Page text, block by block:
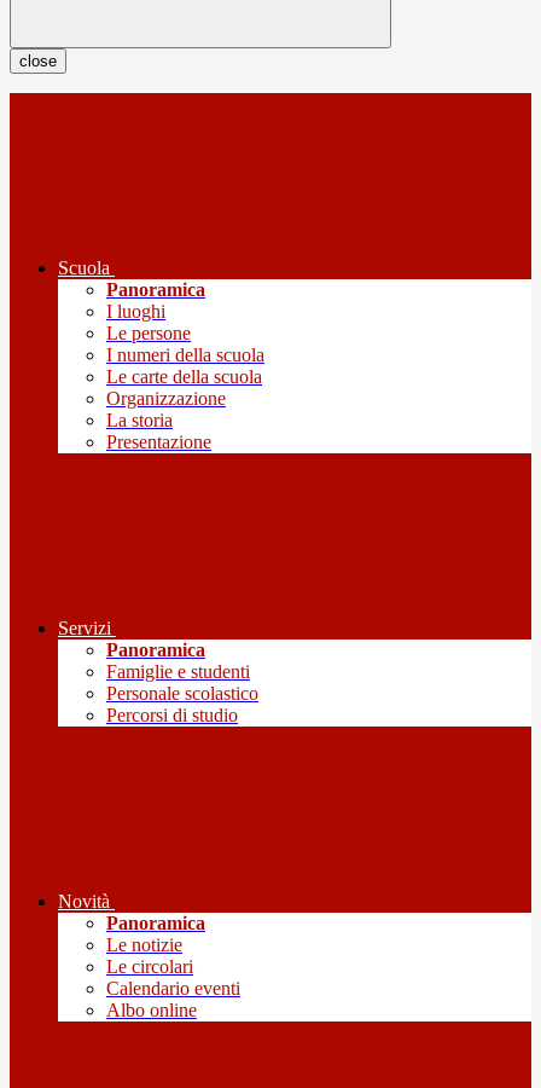
close
Scuola
Panoramica
I luoghi
Le persone
I numeri della scuola
Le carte della scuola
Organizzazione
La storia
Presentazione
Servizi
Panoramica
Famiglie e studenti
Personale scolastico
Percorsi di studio
Novità
Panoramica
Le notizie
Le circolari
Calendario eventi
Albo online